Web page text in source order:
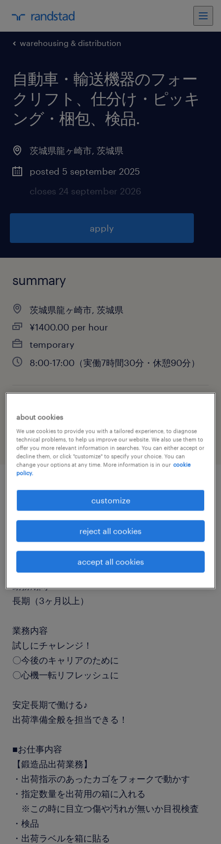
warehousing & distribution
自動車・輸送機器のフォー
クリフト、仕分け・ピッキ
ング・梱包、検品.
茨城県龍ヶ崎市, 茨城県
posted 5 september 2025
closes 24 september 2026
apply
summary
茨城県龍ヶ崎市, 茨城県
¥1400.00 per hour
temporary
8:00-17:00（実働7時間30分・休憩90分）
warehousing & distribution
job details
フォークリフト、仕分け・ピッキング・梱包、検
品
勤務期間
長期（3ヶ月以上）
業務内容
試しにチャレンジ！
〇今後のキャリアのために
〇心機一転リフレッシュに
安定長期で働ける♪
出荷準備全般を担当できる！
■お仕事内容
【鍛造品出荷業務】
・出荷指示のあったカゴをフォークで動かす
・指定数量を出荷用の箱に入れる
※この時に目立つ傷や汚れが無いか目視検査
・検品
・出荷ラベルを箱に貼る
about cookies
We use cookies to provide you with a tailored experience, to diagnose
technical problems, to help us improve our website. We also use them to
offer you more relevant information in searches. You can either accept or
decline them, or click "customize" to specify your choice. You can
change your options at any time. More information is in our cookie
policy.
customize
reject all cookies
accept all cookies